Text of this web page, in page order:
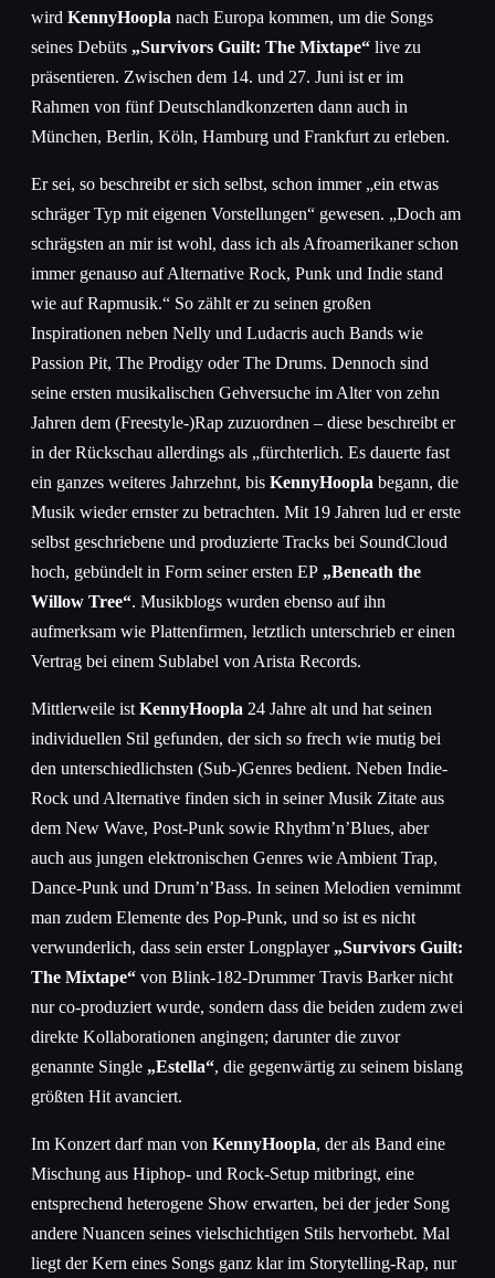
wird KennyHoopla nach Europa kommen, um die Songs
seines Debüts „Survivors Guilt: The Mixtape“ live zu
präsentieren. Zwischen dem 14. und 27. Juni ist er im
Rahmen von fünf Deutschlandkonzerten dann auch in
München, Berlin, Köln, Hamburg und Frankfurt zu erleben.
Er sei, so beschreibt er sich selbst, schon immer „ein etwas
schräger Typ mit eigenen Vorstellungen“ gewesen. „Doch am
schrägsten an mir ist wohl, dass ich als Afroamerikaner schon
immer genauso auf Alternative Rock, Punk und Indie stand
wie auf Rapmusik.“ So zählt er zu seinen großen
Inspirationen neben Nelly und Ludacris auch Bands wie
Passion Pit, The Prodigy oder The Drums. Dennoch sind
seine ersten musikalischen Gehversuche im Alter von zehn
Jahren dem (Freestyle-)Rap zuzuordnen – diese beschreibt er
in der Rückschau allerdings als „fürchterlich. Es dauerte fast
ein ganzes weiteres Jahrzehnt, bis KennyHoopla begann, die
Musik wieder ernster zu betrachten. Mit 19 Jahren lud er erste
selbst geschriebene und produzierte Tracks bei SoundCloud
hoch, gebündelt in Form seiner ersten EP „Beneath the
Willow Tree“. Musikblogs wurden ebenso auf ihn
aufmerksam wie Plattenfirmen, letztlich unterschrieb er einen
Vertrag bei einem Sublabel von Arista Records.
Mittlerweile ist KennyHoopla 24 Jahre alt und hat seinen
individuellen Stil gefunden, der sich so frech wie mutig bei
den unterschiedlichsten (Sub-)Genres bedient. Neben Indie-
Rock und Alternative finden sich in seiner Musik Zitate aus
dem New Wave, Post-Punk sowie Rhythm’n’Blues, aber
auch aus jungen elektronischen Genres wie Ambient Trap,
Dance-Punk und Drum’n’Bass. In seinen Melodien vernimmt
man zudem Elemente des Pop-Punk, und so ist es nicht
verwunderlich, dass sein erster Longplayer „Survivors Guilt:
The Mixtape“ von Blink-182-Drummer Travis Barker nicht
nur co-produziert wurde, sondern dass die beiden zudem zwei
direkte Kollaborationen angingen; darunter die zuvor
genannte Single „Estella“, die gegenwärtig zu seinem bislang
größten Hit avanciert.
Im Konzert darf man von KennyHoopla, der als Band eine
Mischung aus Hiphop- und Rock-Setup mitbringt, eine
entsprechend heterogene Show erwarten, bei der jeder Song
andere Nuancen seines vielschichtigen Stils hervorhebt. Mal
liegt der Kern eines Songs ganz klar im Storytelling-Rap, nur